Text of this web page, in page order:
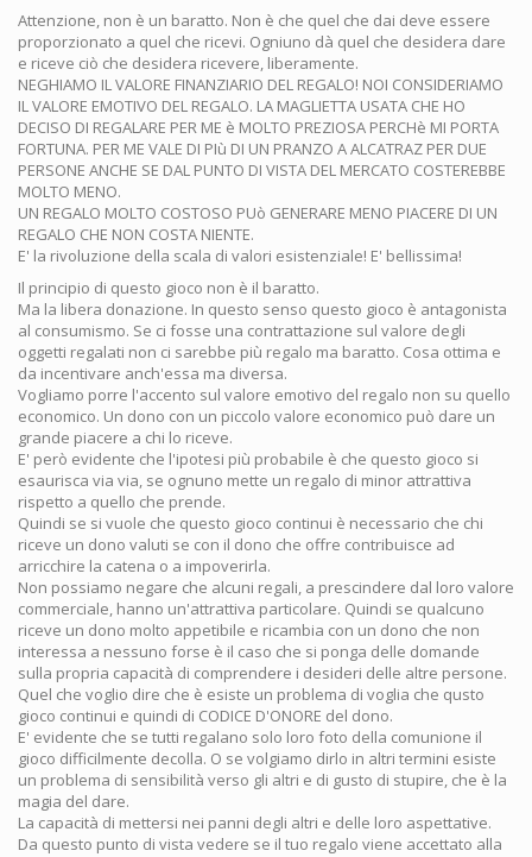
Attenzione, non è un baratto. Non è che quel che dai deve essere
proporzionato a quel che ricevi. Ogniuno dà quel che desidera dare
e riceve ciò che desidera ricevere, liberamente.
NEGHIAMO IL VALORE FINANZIARIO DEL REGALO! NOI CONSIDERIAMO
IL VALORE EMOTIVO DEL REGALO. LA MAGLIETTA USATA CHE HO
DECISO DI REGALARE PER ME è MOLTO PREZIOSA PERCHè MI PORTA
FORTUNA. PER ME VALE DI PIù DI UN PRANZO A ALCATRAZ PER DUE
PERSONE ANCHE SE DAL PUNTO DI VISTA DEL MERCATO COSTEREBBE
MOLTO MENO.
UN REGALO MOLTO COSTOSO PUò GENERARE MENO PIACERE DI UN
REGALO CHE NON COSTA NIENTE.
E' la rivoluzione della scala di valori esistenziale! E' bellissima!
Il principio di questo gioco non è il baratto.
Ma la libera donazione. In questo senso questo gioco è antagonista
al consumismo. Se ci fosse una contrattazione sul valore degli
oggetti regalati non ci sarebbe più regalo ma baratto. Cosa ottima e
da incentivare anch'essa ma diversa.
Vogliamo porre l'accento sul valore emotivo del regalo non su quello
economico. Un dono con un piccolo valore economico può dare un
grande piacere a chi lo riceve.
E' però evidente che l'ipotesi più probabile è che questo gioco si
esaurisca via via, se ognuno mette un regalo di minor attrattiva
rispetto a quello che prende.
Quindi se si vuole che questo gioco continui è necessario che chi
riceve un dono valuti se con il dono che offre contribuisce ad
arricchire la catena o a impoverirla.
Non possiamo negare che alcuni regali, a prescindere dal loro valore
commerciale, hanno un'attrattiva particolare. Quindi se qualcuno
riceve un dono molto appetibile e ricambia con un dono che non
interessa a nessuno forse è il caso che si ponga delle domande
sulla propria capacità di comprendere i desideri delle altre persone.
Quel che voglio dire che è esiste un problema di voglia che qusto
gioco continui e quindi di CODICE D'ONORE del dono.
E' evidente che se tutti regalano solo loro foto della comunione il
gioco difficilmente decolla. O se volgiamo dirlo in altri termini esiste
un problema di sensibilità verso gli altri e di gusto di stupire, che è la
magia del dare.
La capacità di mettersi nei panni degli altri e delle loro aspettative.
Da questo punto di vista vedere se il tuo regalo viene accettato alla